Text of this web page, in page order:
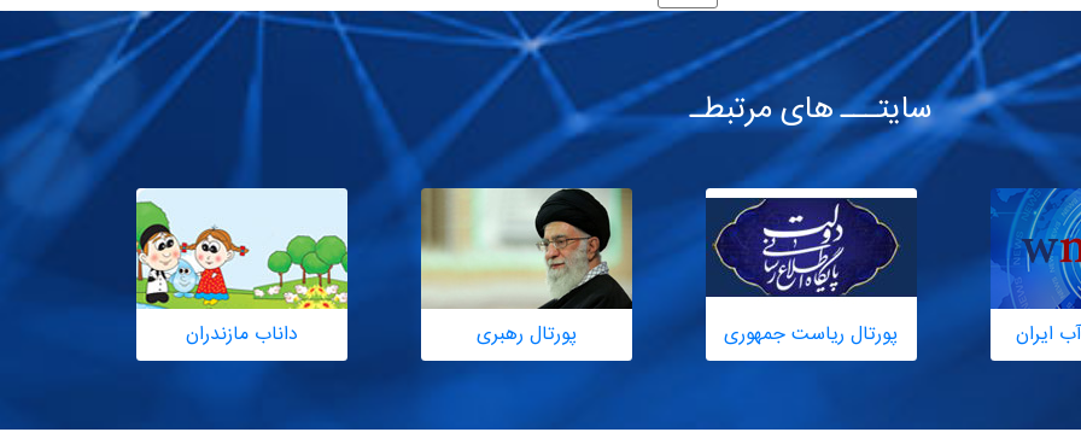
سایتـــ های مرتبطـ
ایران پورتال ریاست جمهوری پورتال رهبری داناب مازندران